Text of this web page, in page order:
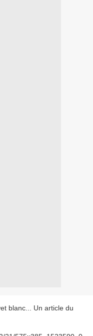
blanc... Un article du